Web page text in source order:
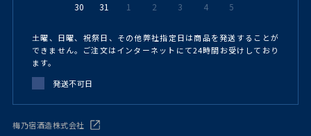
30 31 1 2 3 4 5
土曜、日曜、祝祭日、その他弊社指定日は商品を発送することが
できません。ご注文はインターネットにて24時間お受けしており
ます。
発送不可日
梅乃宿酒造株式会社